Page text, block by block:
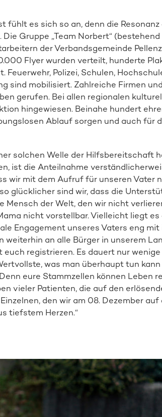
fühlt es sich so an, denn die
Gruppe „Team Norbert“ (bestehend
der Verbandsgemeinde
Flyer wurden verteilt, hunderte
Polizei, Schulen,
sind mobilisiert. Zahlreiche Firmen
gerufen. Bei allen regionalen
hingewiesen. Beinahe hundert
Ablauf sorgen und auch für
solchen Welle der Hilfsbereitschaft
ist die Anteilnahme
wir mit dem Aufruf für unseren Vater
glücklicher sind wir, dass die
der Welt, den wir nicht
nicht vorstellbar. Vielleicht liegt es
Engagement unseres Vaters eng
weiterhin an alle Bürger in unserem
registrieren. Es dauert nur
was man überhaupt tun
eure Stammzellen können Leben
vieler Patienten, die auf den
den wir am 08. Dezember
tiefstem Herzen.“
Spender:in